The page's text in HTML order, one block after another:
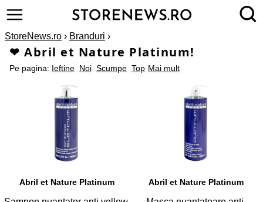
StoreNews.ro › Branduri ›
❤ Abril et Nature Platinum!
Mai mult
Pe pagina: Ieftine Noi Scumpe Top
1
Abril et Nature Platinum
2
Abril et Nature Platinum